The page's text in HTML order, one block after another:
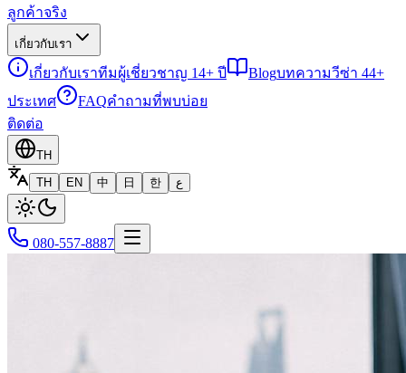
ลูกค้าจริง
เกี่ยวกับเรา
เกี่ยวกับเราทีมผู้เชี่ยวชาญ 14+ ปี Blogบทความวีซ่า 44+
ประเทศ
FAQคำถามที่พบบ่อย
ติดต่อ
TH
TH
EN 中 日 한 ع
080-557-8887